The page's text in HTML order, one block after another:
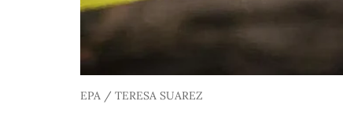
EPA / TERESA SUAREZ